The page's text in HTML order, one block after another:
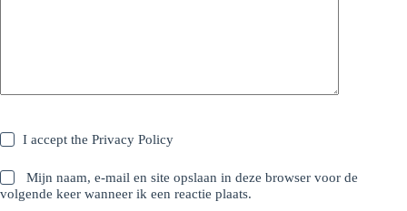
I accept thePrivacy Policy
Mijn naam, e-mail en site opslaan in deze browser voor de
volgende keer wanneer ik een reactie plaats.